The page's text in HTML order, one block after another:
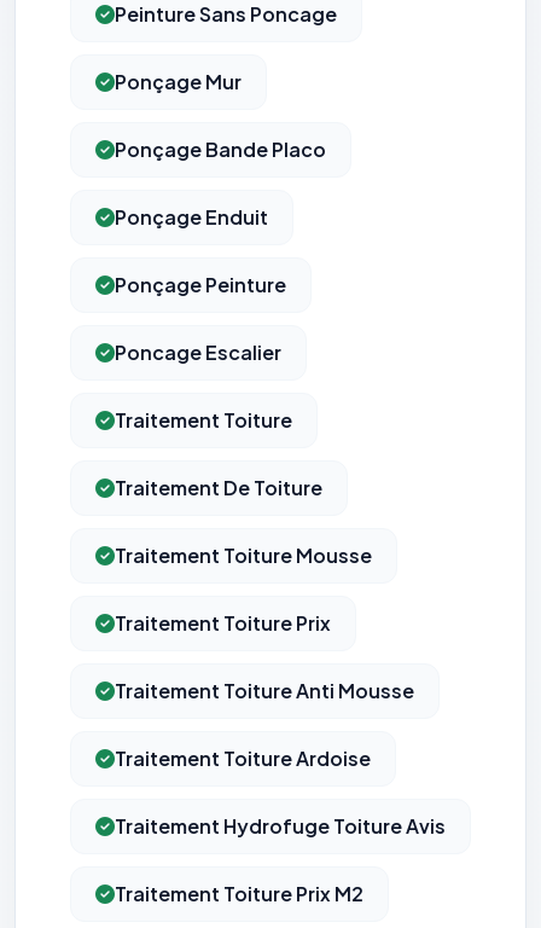
Peinture Sans Poncage
Ponçage Mur
Ponçage Bande Placo
Ponçage Enduit
Ponçage Peinture
Poncage Escalier
Traitement Toiture
Traitement De Toiture
Traitement Toiture Mousse
Traitement Toiture Prix
Traitement Toiture Anti Mousse
Traitement Toiture Ardoise
Traitement Hydrofuge Toiture Avis
Traitement Toiture Prix M2
Nécessaires au fonctionnement du site : session, sécurité,